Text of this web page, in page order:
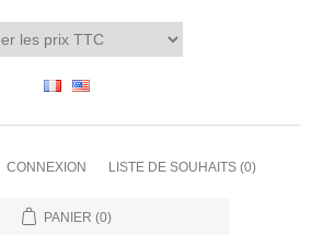
CONNEXION LISTE DE SOUHAITS (0)
PANIER (0)